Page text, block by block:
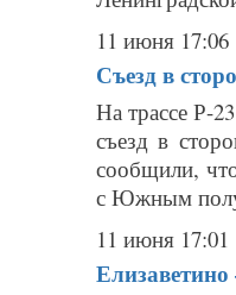
11 июня 17:06
Съезд в
На трассе Р-
съезд в
сообщили,
с Южным
11 июня 17:01